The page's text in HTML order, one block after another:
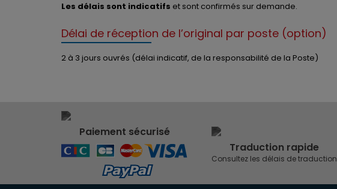
Les délais sont indicatifs et sont confirmés sur demande.
Délai de réception de l’original par poste (option)
2 à 3 jours ouvrés (délai indicatif, de la responsabilité de la Poste)
Paiement sécurisé
Traduction rapide
Consultez les délais de traduction